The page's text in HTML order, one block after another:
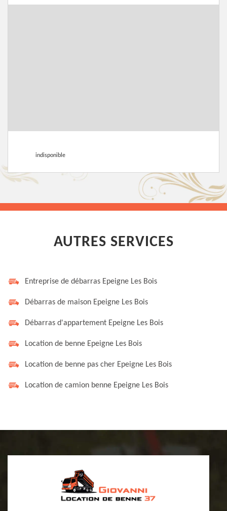
indisponible
AUTRES SERVICES
Entreprise de débarras Epeigne Les Bois
Débarras de maison Epeigne Les Bois
Débarras d'appartement Epeigne Les Bois
Location de benne Epeigne Les Bois
Location de benne pas cher Epeigne Les Bois
Location de camion benne Epeigne Les Bois